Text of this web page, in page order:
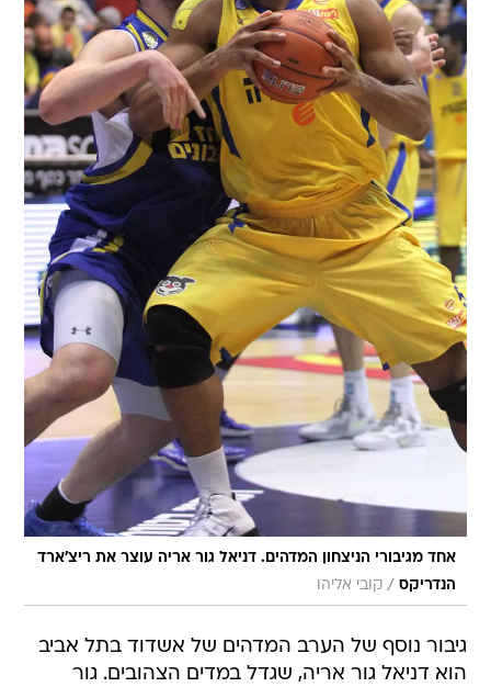
אחד מגיבורי הניצחון המדהים. דניאל גור אריה עוצר את ריצ'ארד
הנדריקס / קובי אליהו
גיבור נוסף של הערב המדהים של אשדוד בתל אביב
הוא דניאל גור אריה, שגדל במדים הצהובים. גור